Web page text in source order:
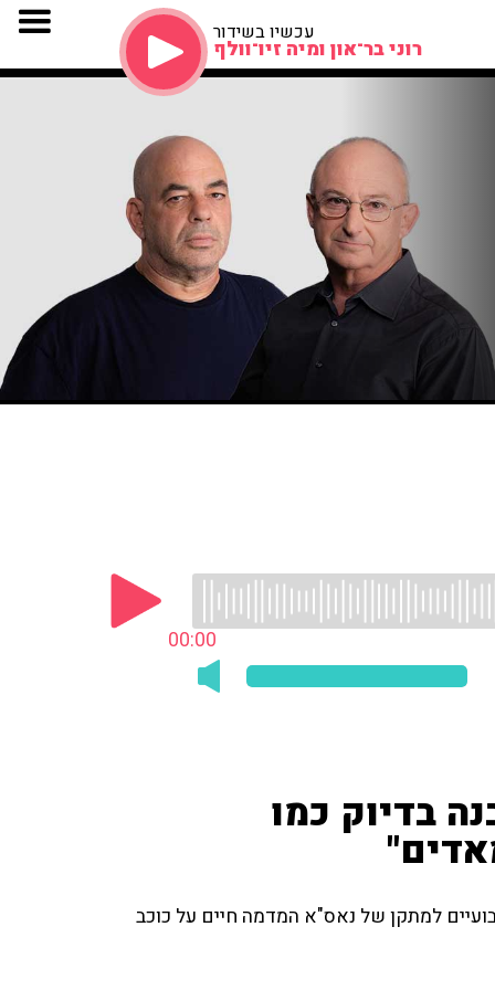
עכשיו בשידור
רוני בר־און ומיה זיו־וולף
00:00
בדיוק כמו
למתקן של נאס"א המדמה חיים על כוכב